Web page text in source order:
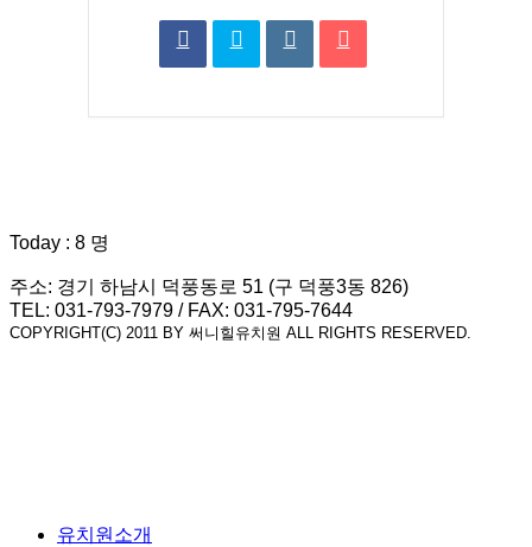
Today : 8 명
주소: 경기 하남시 덕풍동로 51 (구 덕풍3동 826)
TEL: 031-793-7979 / FAX: 031-795-7644
COPYRIGHT(C) 2011 BY 써니힐유치원 ALL RIGHTS RESERVED.
유치원소개